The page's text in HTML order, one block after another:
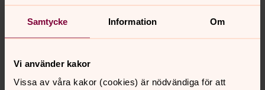
Samtycke Information Om
Vi använder kakor
Vissa av våra kakor (cookies) är nödvändiga för att
Månsarps Kyrkoblad 3/2017
Månsarps Kyrkoblad 1/2017